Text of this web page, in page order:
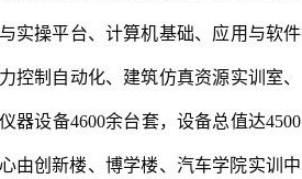
实操平台、计算机基础、应用与软
控制自动化、建筑仿真资源实训室
设备4600余台套，设备总值达4500
由创新楼、博学楼、汽车学院实训